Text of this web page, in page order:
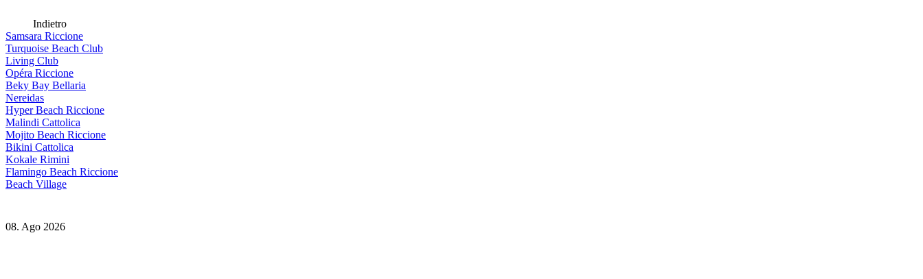
Indietro
Samsara Riccione
Turquoise Beach Club
Living Club
Opéra Riccione
Beky Bay Bellaria
Nereidas
Hyper Beach Riccione
Malindi Cattolica
Mojito Beach Riccione
Bikini Cattolica
Kokale Rimini
Flamingo Beach Riccione
Beach Village
08. Ago 2026